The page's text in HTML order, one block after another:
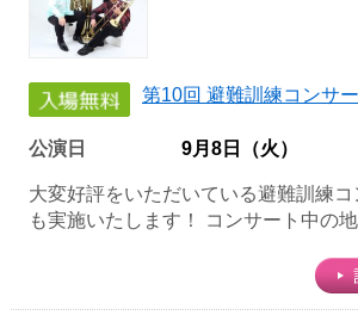
第10回 避難訓練コンサ
公演日 9月8日（火）
大変好評をいただいている避難訓練
も実施いたします！ コンサート中の